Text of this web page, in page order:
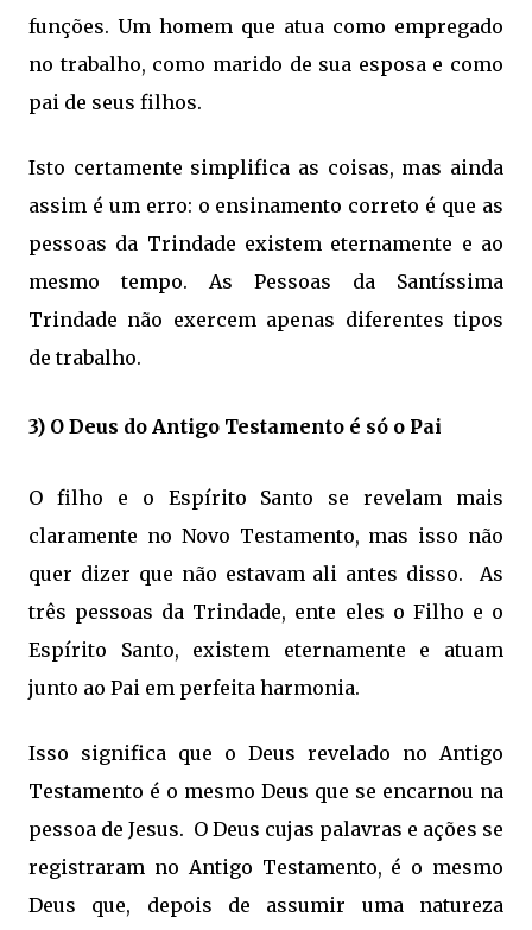
funções. Um homem que atua como empregado
no trabalho, como marido de sua esposa e como
pai de seus filhos.
Isto certamente simplifica as coisas, mas ainda
assim é um erro: o ensinamento correto é que as
pessoas da Trindade existem eternamente e ao
mesmo tempo. As Pessoas da Santíssima
Trindade não exercem apenas diferentes tipos
de trabalho.
3) O Deus do Antigo Testamento é só o Pai
O filho e o Espírito Santo se revelam mais
claramente no Novo Testamento, mas isso não
quer dizer que não estavam ali antes disso. As
três pessoas da Trindade, ente eles o Filho e o
Espírito Santo, existem eternamente e atuam
junto ao Pai em perfeita harmonia.
Isso significa que o Deus revelado no Antigo
Testamento é o mesmo Deus que se encarnou na
pessoa de Jesus. O Deus cujas palavras e ações se
registraram no Antigo Testamento, é o mesmo
Deus que, depois de assumir uma natureza